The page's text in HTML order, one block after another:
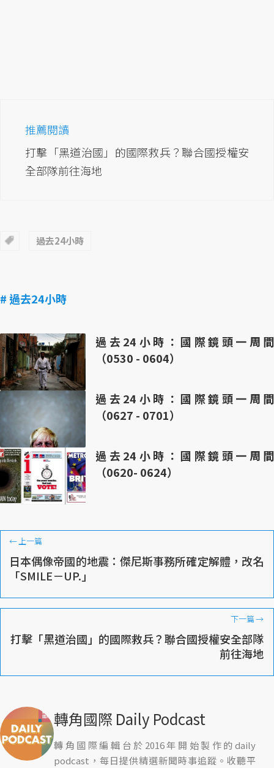
推薦閱讀
打擊「黑道治國」的國際救兵？聯合國授權安
全部隊前往海地
過去24小時
# 過去24小時
過去24小時：國際鏡頭一周間
（0530 - 0604）
過去24小時：國際鏡頭一周間
（0627 - 0701）
過去24小時：國際鏡頭一周間
（0620- 0624）
← 上一篇
日本偶像帝國的地震：傑尼斯事務所確定解體，改名
「SMILE－UP.」
下一篇→
打擊「黑道治國」的國際救兵？聯合國授權安全部隊
前往海地
轉角國際 Daily Podcast
轉角國際編輯台於2016年開始製作的daily
podcast，每日提供精選新聞時事追蹤。收聽平